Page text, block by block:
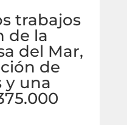
trabajos
de la
del Mar,
de
y una